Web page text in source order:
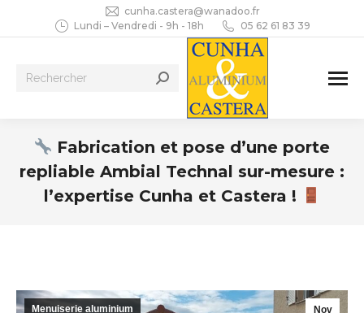
cunha.castera@wanadoo.fr
Lundi – Vendredi - 9h - 18h
05 62 61 83 39
Recherche
Fabrication et pose d’une porte
repliable Ambial Technal sur-mesure :
l’expertise Cunha et Castera !
Nov
Menuiserie aluminium